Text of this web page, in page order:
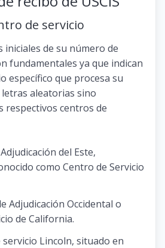
de servicio
iniciales de su número de
fundamentales ya que indican
específico que procesa su
letras aleatorias sino
respectivos centros de
del Este,
como Centro de Servicio
Adjudicación Occidental o
de California.
servicio Lincoln, situado en